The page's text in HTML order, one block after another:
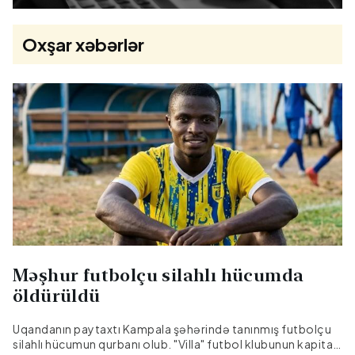
Oxşar xəbərlər
Məşhur futbolçu silahlı hücumda
öldürüldü
Uqandanın paytaxtı Kampala şəhərində tanınmış futbolçu
silahlı hücumun qurbanı olub. "Villa" futbol klubunun kapitanı